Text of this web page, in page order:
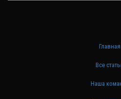
Главная
Все
Наша